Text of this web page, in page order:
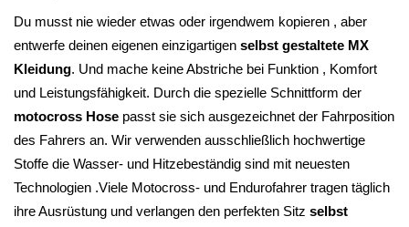
Du musst nie wieder etwas oder irgendwem kopieren , aber
entwerfe deinen eigenen einzigartigen selbst gestaltete MX
Kleidung. Und mache keine Abstriche bei Funktion , Komfort
und Leistungsfähigkeit.
motocross Hose passt sie sich ausgezeichnet der Fahrposition
des Fahrers an. Wir verwenden ausschließlich hochwertige
Stoffe die Wasser- und Hitzebeständig sind mit neuesten
Technologien .Viele Motocross- und Endurofahrer tragen täglich
ihre Ausrüstung und verlangen den perfekten Sitz selbst